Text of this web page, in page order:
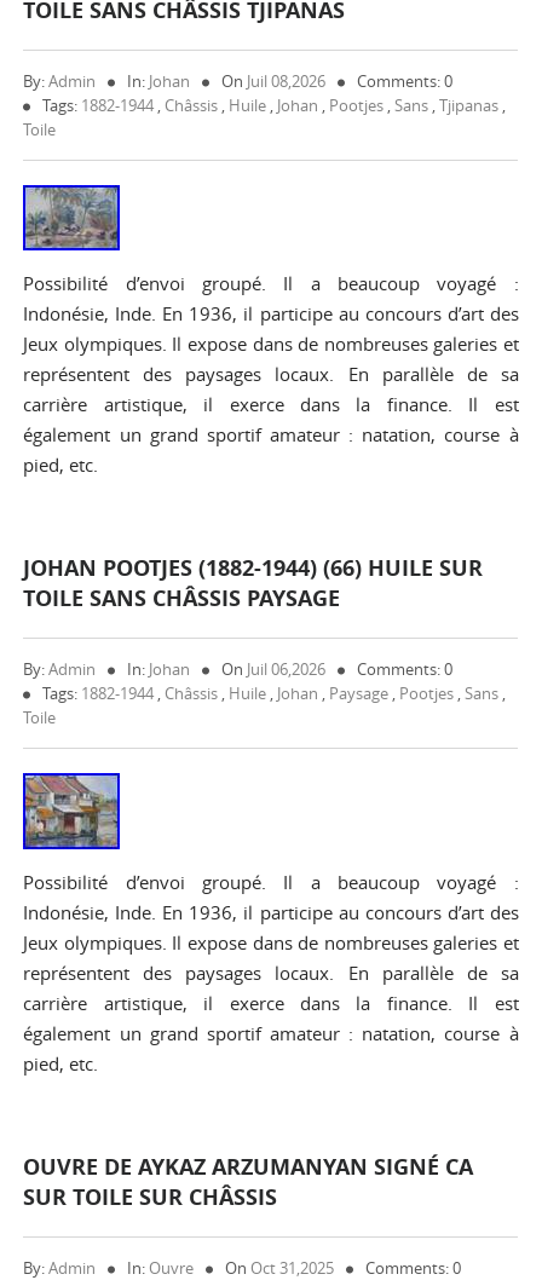
TOILE SANS CHÂSSIS TJIPANAS
By:Admin In: Johan On Juil 08,2026
Comments: 0
Tags: 1882-1944 , Châssis , Huile , Johan , Pootjes ,Sans ,Tjipanas ,
Toile
Possibilité d’envoi groupé. Il a beaucoup voyagé :
Indonésie, Inde. En 1936, il participe au concours d’art des
Jeux olympiques. Il expose dans de nombreuses galeries et
représentent des paysages locaux. En parallèle de sa
carrière artistique, il exerce dans la finance. Il est
également un grand sportif amateur : natation, course à
pied, etc.
JOHAN POOTJES (1882-1944) (66) HUILE SUR
TOILE SANS CHÂSSIS PAYSAGE
By:Admin In: Johan On Juil 06,2026
Comments: 0
Tags: 1882-1944 , Châssis , Huile , Johan , Paysage , Pootjes ,Sans ,
Toile
Possibilité d’envoi groupé. Il a beaucoup voyagé :
Indonésie, Inde. En 1936, il participe au concours d’art des
Jeux olympiques. Il expose dans de nombreuses galeries et
représentent des paysages locaux. En parallèle de sa
carrière artistique, il exerce dans la finance. Il est
également un grand sportif amateur : natation, course à
pied, etc.
OUVRE DE AYKAZ ARZUMANYAN SIGNÉ CA
SUR TOILE SUR CHÂSSIS
By:Admin In: Ouvre On Oct 31,2025
Comments: 0